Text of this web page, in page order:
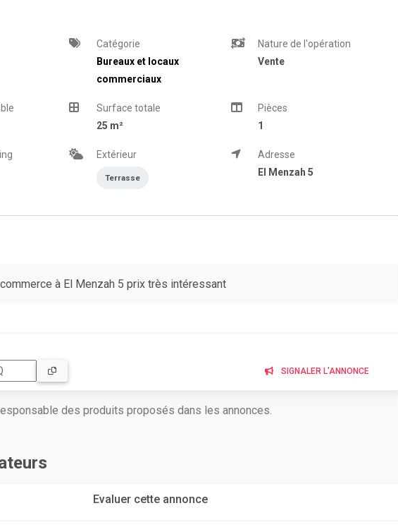
Catégorie
Bureaux et locaux
commerciaux
Nature de l'opération
Vente
Surface totale
25 m²
Pièces
1
Extérieur
Terrasse
Adresse
El Menzah 5
à El Menzah 5 prix très intéressant
SIGNALER L'ANNONCE
des produits proposés dans les annonces.
Evaluer cette annonce